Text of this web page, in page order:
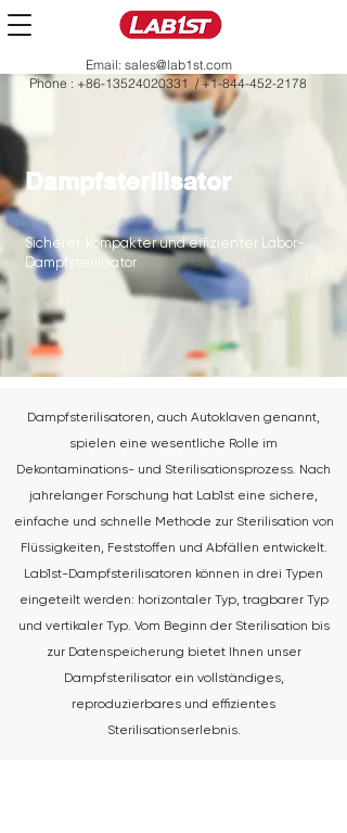
Email: sales@lab1st.com
Phone : +86-13524020331 /+1-844-452-2178
Dampfsterilisator
Sicherer, kompakter und effizienter Labor-
Dampfsterilisator
Dampfsterilisatoren, auch Autoklaven genannt,
spielen eine wesentliche Rolle im
Dekontaminations- und Sterilisationsprozess. Nach
jahrelanger Forschung hat Lab1st eine sichere,
einfache und schnelle Methode zur Sterilisation von
Flüssigkeiten, Feststoffen und Abfällen entwickelt.
Lab1st-Dampfsterilisatoren können in drei Typen
eingeteilt werden: horizontaler Typ, tragbarer Typ
und vertikaler Typ. Vom Beginn der Sterilisation bis
zur Datenspeicherung bietet Ihnen unser
Dampfsterilisator ein vollständiges,
reproduzierbares und effizientes
Sterilisationserlebnis.